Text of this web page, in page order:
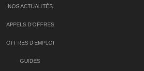
NOS ACTUALITÉS
APPELS D’OFFRES
OFFRES D’EMPLOI
GUIDES